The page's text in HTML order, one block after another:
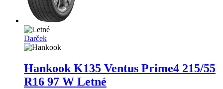
Darček
Hankook K135 Ventus Prime4 215/55
R16 97 W Letné